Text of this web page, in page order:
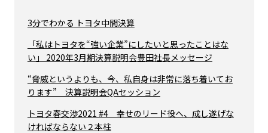
3分でわかる トヨタ中間決算
「私はトヨタを“強い企業”にしたいと思ったことはな
い」 2020年3月期決算説明会豊田社長メッセージ
“脅威というよりも、今、私自身は非常に落ち着いてお
ります” 決算説明会QAセッション
トヨタ春交渉2021 #4 幸せのリード役へ、成し遂げな
ければならない２本柱